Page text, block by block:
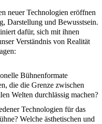
neuer Technologien eröffnen
Darstellung und Bewusstsein.
dafür, sich mit ihnen
Verständnis von Realität
Bühnenformate
die die Grenze zwischen
Welten durchlässig machen?
Technologien für das
Welche ästhetischen und